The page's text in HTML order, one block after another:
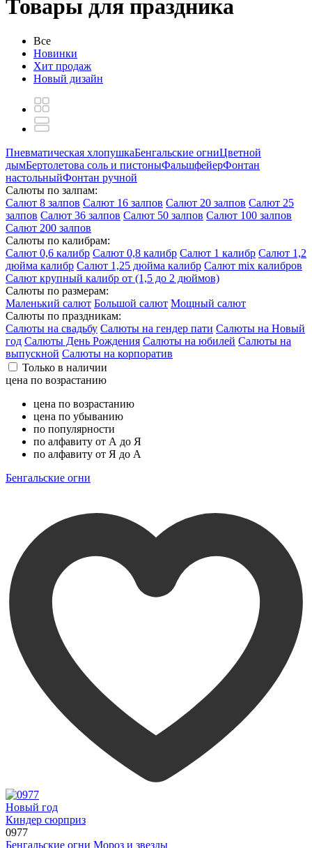
Товары для праздника
Все
Новинки
Хит продаж
Новый дизайн
Пневматическая хлопушкаБенгальские огниЦветной
дымБертолетова соль и пистоныФальшфейерФонтан
настольныйФонтан ручной
Салюты по залпам:
Салют 8 залпов Салют 16 залпов Салют 20 залпов Салют 25
залпов Салют 36 залпов Салют 50 залпов Салют 100 залпов
Салют 200 залпов
Салюты по калибрам:
Салют 0,6 калибр Салют 0,8 калибр Салют 1 калибр Салют 1,2
дюйма калибр Салют 1,25 дюйма калибр Салют mix калибров
Салют крупный калибр от (1,5 до 2 дюймов)
Салюты по размерам:
Маленький салют Большой салют Мощный салют
Салюты по праздникам:
Салюты на свадьбу Салюты на гендер пати Салюты на Новый
год Салюты День Рождения Салюты на юбилей Салюты на
выпускной Салюты на корпоратив
Только в наличии
цена по возрастанию
цена по возрастанию
цена по убыванию
по популярности
по алфавиту от А до Я
по алфавиту от Я до А
Бенгальские огни
Новый год
Киндер сюрприз
0977
Бенгальские огни Мороз и звезды